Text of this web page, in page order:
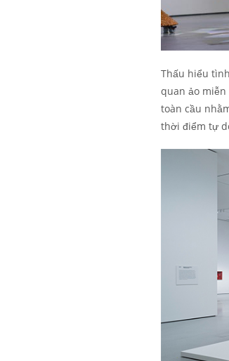
Thấu hiểu
quan ảo
toàn cầu
thời điểm tự